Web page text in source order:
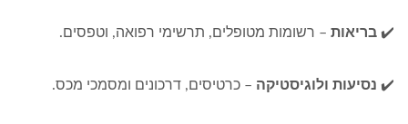
✔️ בריאות – רשומות מטופלים, תרשימי רפואה, וטפסים.
✔️ נסיעות ולוגיסטיקה – כרטיסים, דרכונים ומסמכי מכס.